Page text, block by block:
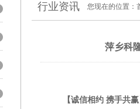
行业资讯 您现在的位置：
萍乡科
【诚信相约 携手共